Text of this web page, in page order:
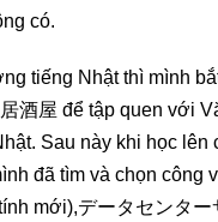
có.
tiếng Nhật thì mình
酒屋 để tập quen với
Sau này khi học lên
đã tìm và chọn công
mới),データセンタ